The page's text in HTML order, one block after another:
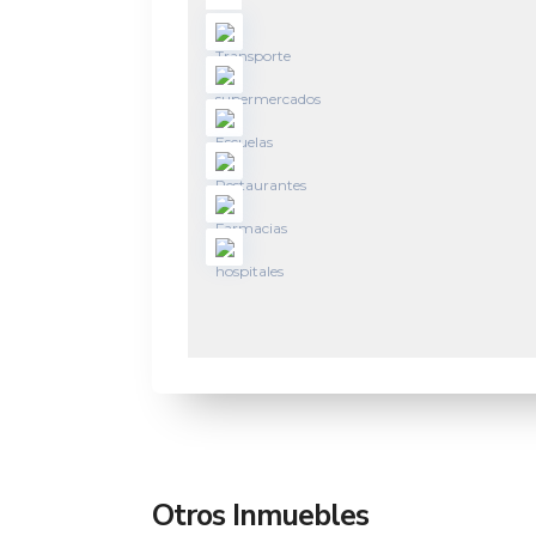
Otros Inmuebles